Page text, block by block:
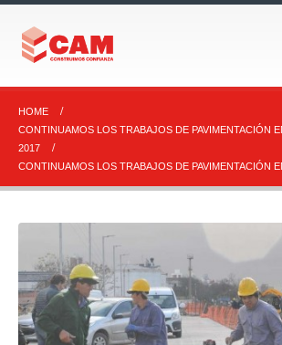
HOME
CONTINUAMOS LOS TRABAJOS DE PAVIMENTACIÓN
2017
CONTINUAMOS LOS TRABAJOS DE PAVIMENTACIÓN